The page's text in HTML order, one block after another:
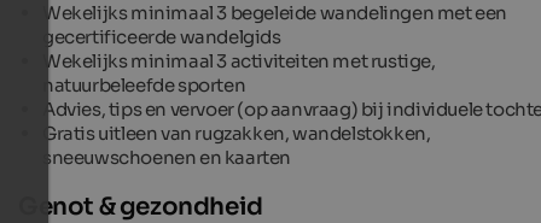
Wekelijks minimaal 3 begeleide wandelingen met een
gecertificeerde wandelgids
Wekelijks minimaal 3 activiteiten met rustige,
natuurbeleefde sporten
Advies, tips en vervoer (op aanvraag) bij individuele
Gratis uitleen van rugzakken, wandelstokken,
sneeuwschoenen en kaarten
Genot & gezondheid